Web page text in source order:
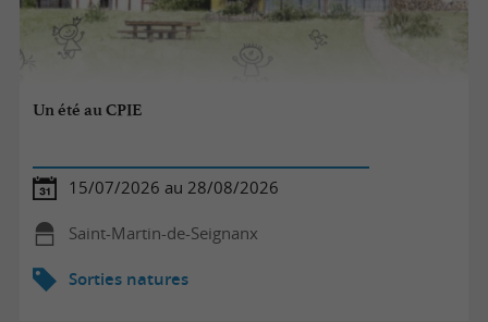
Un été au CPIE
15/07/2026 au 28/08/2026
Saint-Martin-de-Seignanx
Sorties natures